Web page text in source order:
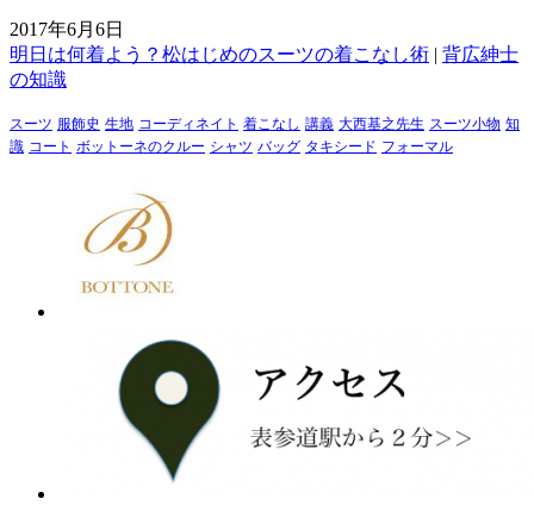
2017年6月6日
明日は何着よう？松はじめのスーツの着こなし術 | 背広紳士
の知識
スーツ 服飾史 生地 コーディネイト 着こなし 講義 大西基之先生 スーツ小物 知
識 コート ボットーネのクルー シャツ バッグ タキシード フォーマル